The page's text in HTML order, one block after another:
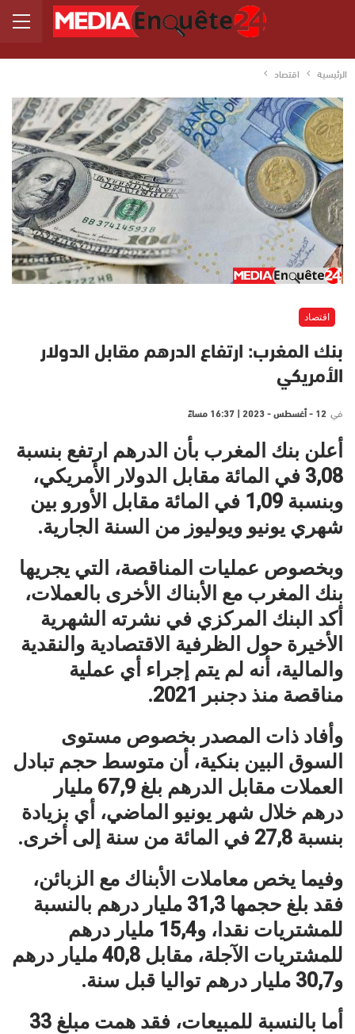
الرئيسية اقتصاد
اقتصاد
بنك المغرب: ارتفاع الدرهم مقابل الدولار
الأمريكي
في 12 - أغسطس - 2023 | 16:37 مساءً
أعلن بنك المغرب بأن الدرهم ارتفع بنسبة
3,08 في المائة مقابل الدولار الأمريكي،
وبنسبة 1,09 في المائة مقابل الأورو بين
شهري يونيو ويوليوز من السنة الجارية.
وبخصوص عمليات المناقصة، التي يجريها
بنك المغرب مع الأبناك الأخرى بالعملات،
أكد البنك المركزي في نشرته الشهرية
الأخيرة حول الظرفية الاقتصادية والنقدية
والمالية، أنه لم يتم إجراء أي عملية
مناقصة منذ دجنبر 2021.
وأفاد ذات المصدر بخصوص مستوى
السوق البين بنكية، أن متوسط حجم تبادل
العملات مقابل الدرهم بلغ 67,9 مليار
درهم خلال شهر يونيو الماضي، أي بزيادة
بنسبة 27,8 في المائة من سنة إلى أخرى.
وفيما يخص معاملات الأبناك مع الزبائن،
فقد بلغ حجمها 31,3 مليار درهم بالنسبة
للمشتريات نقدا، و15,4 مليار درهم
للمشتريات الآجلة، مقابل 40,8 مليار درهم
و30,7 مليار درهم تواليا قبل سنة.
أما بالنسبة للمبيعات، فقد همت مبلغ 33